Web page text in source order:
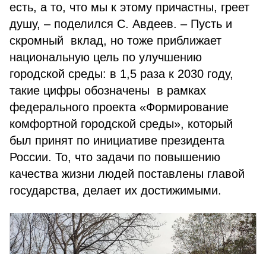
есть, а то, что мы к этому причастны, греет
душу, – поделился С. Авдеев. – Пусть и
скромный вклад, но тоже приближает
национальную цель по улучшению
городской среды: в 1,5 раза к 2030 году,
такие цифры обозначены в рамках
федерального проекта «Формирование
комфортной городской среды», который
был принят по инициативе президента
России. То, что задачи по повышению
качества жизни людей поставлены главой
государства, делает их достижимыми.